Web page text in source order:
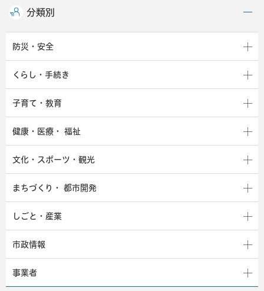
分類別
防災・安全
くらし・手続き
子育て・教育
健康・医療・ 福祉
文化・スポーツ・観光
まちづくり・ 都市開発
しごと・産業
市政情報
事業者